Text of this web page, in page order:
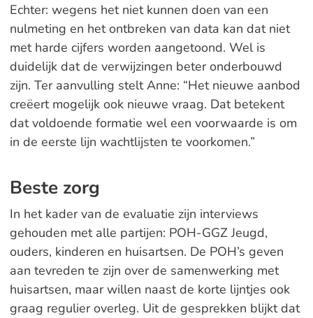
Echter: wegens het niet kunnen doen van een
nulmeting en het ontbreken van data kan dat niet
met harde cijfers worden aangetoond. Wel is
duidelijk dat de verwijzingen beter onderbouwd
zijn. Ter aanvulling stelt Anne: “Het nieuwe aanbod
creëert mogelijk ook nieuwe vraag. Dat betekent
dat voldoende formatie wel een voorwaarde is om
in de eerste lijn wachtlijsten te voorkomen.”
Beste zorg
In het kader van de evaluatie zijn interviews
gehouden met alle partijen: POH-GGZ Jeugd,
ouders, kinderen en huisartsen. De POH’s geven
aan tevreden te zijn over de samenwerking met
huisartsen, maar willen naast de korte lijntjes ook
graag regulier overleg. Uit de gesprekken blijkt dat